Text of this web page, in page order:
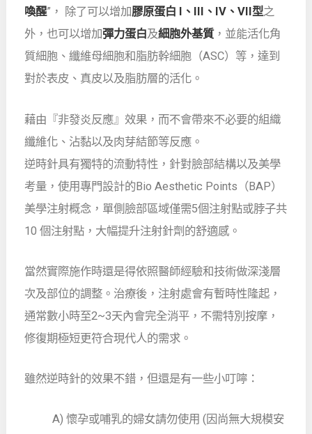
喚醒”， 除了可以增加膠原蛋白 I、III、IV、VII型之
外，也可以增加彈力蛋白及細胞外基質，並能活化角
質細胞、纖維母細胞和脂肪幹細胞（ASC）等，達到
對於表皮、真皮以及脂肪層的活化。
藉由『非發炎反應』效果，而不會帶來不必要的組織
纖維化、沾黏以及肉芽結節等反應。
逆時針具有獨特的流動特性，針對臉部結構以及美學
考量，使用專門設計的Bio Aesthetic Points（BAP）
美學注射概念，單側臉部區域僅需5個注射點或脖子共
10 個注射點，大幅提升注射針劑的舒適感。
當然實際施作時還是得依照醫師經驗和技術做深淺層
次及部位的調整。治療後，注射處會有暫時性隆起，
通常數小時至2~3天內會完全消平，不需特別按摩，
修復期極短更符合現代人的需求。
雖然逆時針的效果不錯，但還是有一些小叮嚀：
A) 懷孕或哺乳的婦女請勿使用 (因尚無大規模安